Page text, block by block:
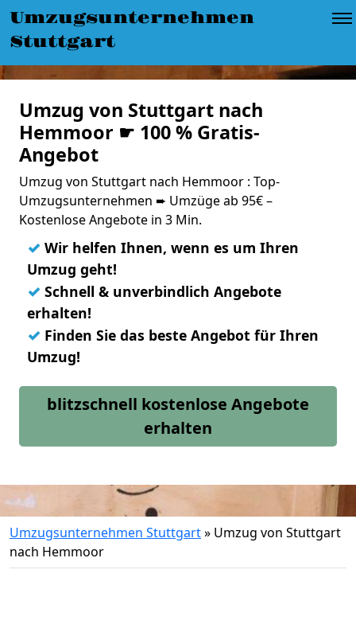
Umzugsunternehmen
Stuttgart
Umzug von Stuttgart nach
Hemmoor ☛ 100 % Gratis-
Angebot
Umzug von Stuttgart nach Hemmoor : Top-
Umzugsunternehmen ➨ Umzüge ab 95€ –
Kostenlose Angebote in 3 Min.
✓ Wir helfen Ihnen, wenn es um Ihren
Umzug geht!
✓ Schnell & unverbindlich Angebote
erhalten!
✓ Finden Sie das beste Angebot für Ihren
Umzug!
blitzschnell kostenlose Angebote
erhalten
Umzugsunternehmen Stuttgart» Umzug von Stuttgart
nach Hemmoor